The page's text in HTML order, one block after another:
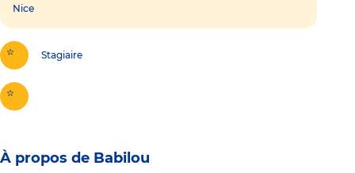
Nice
Stagiaire
À propos de Babilou